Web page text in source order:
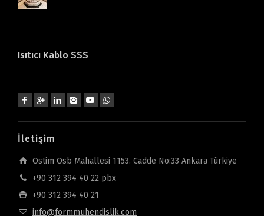
Isıtıcı Kablo SSS
İletişim
Ostim Osb Mahallesi 1153. Cadde No:33 Ankara Türkiye
+90 312 394 40 22 pbx
+90 312 394 40 21
info@formmuhendislik.com